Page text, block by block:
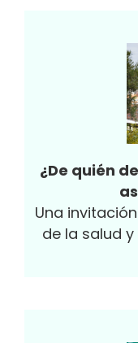
¿De quién
Una
de la salud